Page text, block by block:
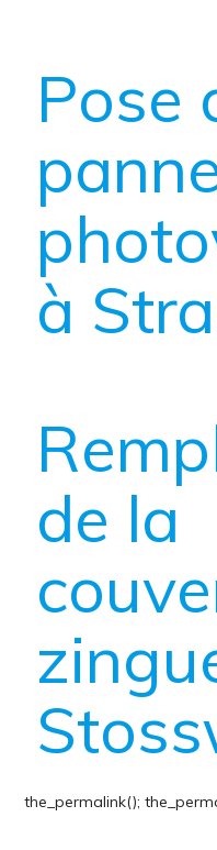
Pose
à
de la
the_permalink();